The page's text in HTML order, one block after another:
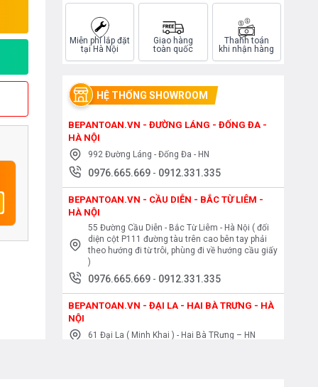
Miễn phí lắp đặt
tại Hà Nội
Giao hàng
toàn quốc
Thanh toán
khi nhận hàng
HỆ THỐNG SHOWROOM
BEPANTOAN.VN - ĐƯỜNG LÁNG - ĐỐNG ĐA -
HÀ NỘI
992 Đường Láng - Đống Đa - HN
0976.665.669 - 0912.331.335
BEPANTOAN.VN - CẦU DIỄN - BẮC TỪ LIÊM -
HÀ NỘI
55 Đường Cầu Diễn - Bắc Từ Liêm - Hà Nội ( đối
diện cột P111 đường tàu trên cao bên tay phải
theo hướng đi từ trôi, phùng đi về hướng cầu giấy
)
0976.665.669 - 0912.331.335
BEPANTOAN.VN - ĐẠI LA - HAI BÀ TRƯNG - HÀ
NỘI
61 Đại La ( Minh Khai ) - Hai Bà TRưng – HN